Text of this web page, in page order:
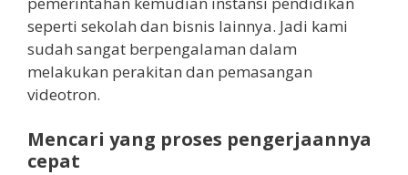
seperti sekolah dan bisnis lainnya. Jadi kami
sudah sangat berpengalaman dalam
melakukan perakitan dan pemasangan
videotron.
Mencari yang proses pengerjaannya
cepat